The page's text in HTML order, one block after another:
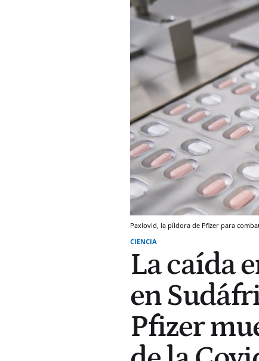
Paxlovid, la píldora de Pfizer para
CIENCIA
La caída
en
Pfizer